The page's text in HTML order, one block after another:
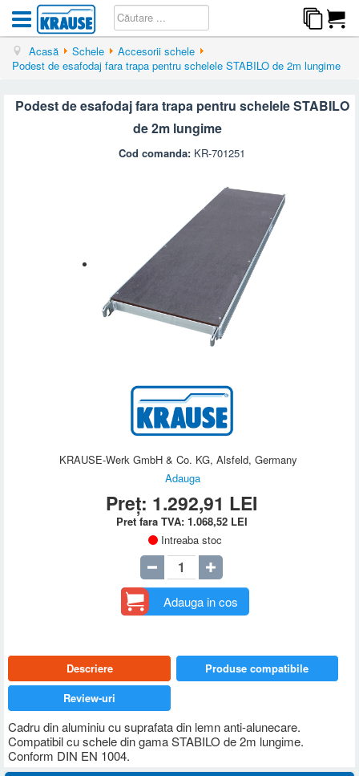
Acasă Schele
Accesorii schele
Podest de esafodaj fara trapa pentru schelele STABILO de 2m lungime
Podest de esafodaj fara trapa pentru schelele STABILO
de 2m lungime
Cod comanda: KR-701251
KRAUSE-Werk GmbH & Co. KG, Alsfeld, Germany
Adauga
Preț: 1.292,91 LEI
Pret fara TVA: 1.068,52 LEI
Intreaba stoc
Adauga in cos
Descriere
Cadru din aluminiu cu suprafata din lemn anti-alunecare.
Compatibil cu schele din gama STABILO de 2m lungime.
Conform DIN EN 1004.
Produse compatibile
Review-uri